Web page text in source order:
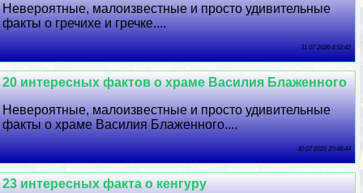
Невероятные, малоизвестные и просто удивительные
факты о гречихе и гречке....
31 07 2026 4:52:42
20 интересных фактов о храме Василия Блаженного
Невероятные, малоизвестные и просто удивительные
факты о храме Василия Блаженного....
30 07 2026 20:48:44
23 интересных факта о кенгуру